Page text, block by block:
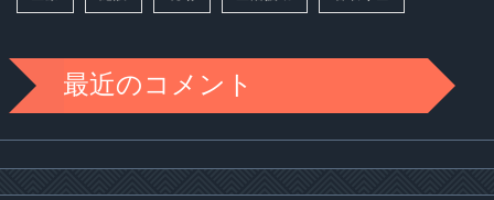
最近のコメント